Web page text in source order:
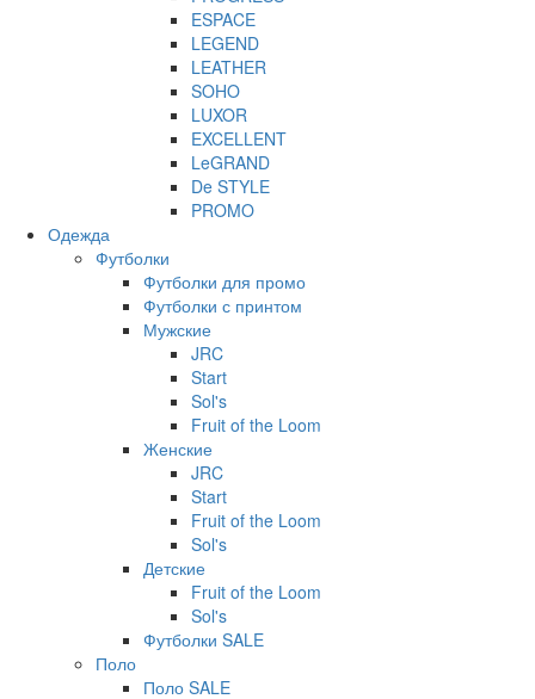
ESPACE
LEGEND
LEATHER
SOHO
LUXOR
EXCELLENT
LeGRAND
De STYLE
PROMO
Одежда
Футболки
Футболки для промо
Футболки с принтом
Мужские
JRC
Start
Sol's
Fruit of the Loom
Женские
JRC
Start
Fruit of the Loom
Sol's
Детские
Fruit of the Loom
Sol's
Футболки SALE
Поло
Поло SALE